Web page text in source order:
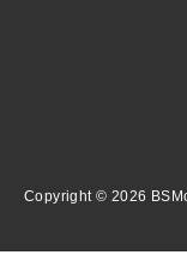
Copyright © 2026